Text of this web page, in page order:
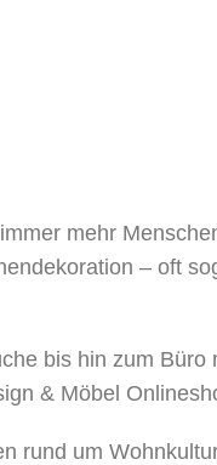
mehr
– oft
bis hin zum Büro
& Möbel
rund um